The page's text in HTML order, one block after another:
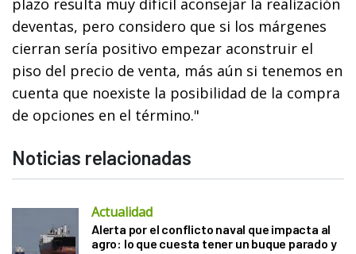
plazo resulta muy difícil aconsejar la realización
deventas, pero considero que si los márgenes
cierran sería positivo empezar aconstruir el
piso del precio de venta, más aún si tenemos en
cuenta que noexiste la posibilidad de la compra
de opciones en el término."
Noticias relacionadas
Actualidad
Alerta por el conflicto naval que impacta al
agro: lo que cuesta tener un buque parado y